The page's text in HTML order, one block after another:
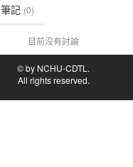
筆記 (0)
目前沒有討論
© by NCHU-CDTL.
All rights reserved.